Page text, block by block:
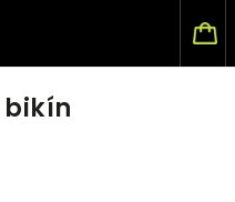
bikín